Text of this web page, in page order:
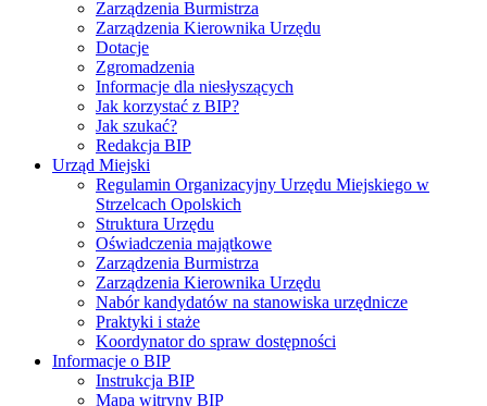
Zarządzenia Burmistrza
Zarządzenia Kierownika Urzędu
Dotacje
Zgromadzenia
Informacje dla niesłyszących
Jak korzystać z BIP?
Jak szukać?
Redakcja BIP
Urząd Miejski
Regulamin Organizacyjny Urzędu Miejskiego w
Strzelcach Opolskich
Struktura Urzędu
Oświadczenia majątkowe
Zarządzenia Burmistrza
Zarządzenia Kierownika Urzędu
Nabór kandydatów na stanowiska urzędnicze
Praktyki i staże
Koordynator do spraw dostępności
Informacje o BIP
Instrukcja BIP
Mapa witryny BIP